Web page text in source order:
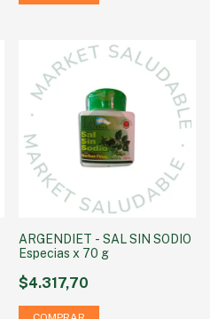
ARGENDIET - SAL SIN SODIO
Especias x 70 g
$4.317,70